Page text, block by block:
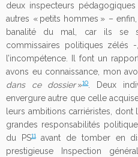
deux inspecteurs
autres « petits hommes » –
banalité du mal, car ils se
commissaires politiques zélés
l’incompétence. Il font un
avons eu connaissance, mon
dans ce dossier»10. Deux
envergure autre que celle
leurs ambitions carriéristes, dont
grandes responsabilités
du PS11avant de tomber en
prestigieuse Inspection